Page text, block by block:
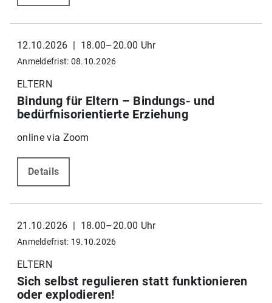
12.10.2026 | 18.00–20.00 Uhr
Anmeldefrist: 08.10.2026
ELTERN
Bindung für Eltern – Bindungs- und
bedürfnisorientierte Erziehung
online via Zoom
Details
21.10.2026 | 18.00–20.00 Uhr
Anmeldefrist: 19.10.2026
ELTERN
Sich selbst regulieren statt funktionieren
oder explodieren!